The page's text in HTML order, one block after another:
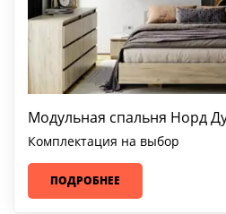
Модульная спальня Норд
Комплектация на выбор
ПОДРОБНЕЕ